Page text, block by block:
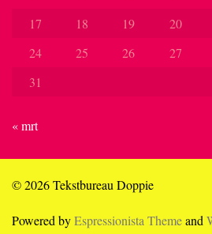
17
18 19 20
24
25 26 27
31
« mrt
© 2026 Tekstbureau Doppie
Powered byEspressionista Themeand